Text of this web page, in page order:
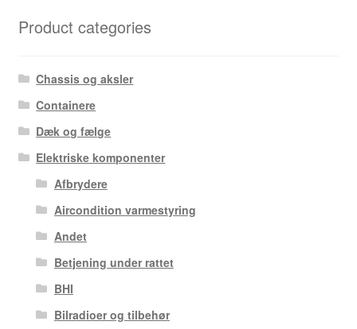
Product categories
Chassis og aksler
Containere
Dæk og fælge
Elektriske komponenter
Afbrydere
Aircondition varmestyring
Andet
Betjening under rattet
BHI
Bilradioer og tilbehør